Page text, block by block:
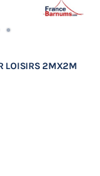
LOISIRS 2MX2M